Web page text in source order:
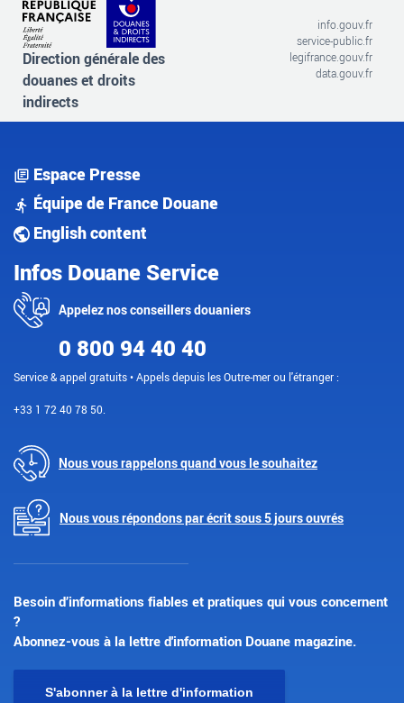
Direction générale des
douanes et droits
indirects
info.gouv.fr
service-public.fr
legifrance.gouv.fr
data.gouv.fr
Espace Presse
Équipe de France Douane
English content
Infos Douane Service
Appelez nos conseillers douaniers
0 800 94 40 40
Service & appel gratuits • Appels depuis les Outre-mer ou l'étranger :
+33 1 72 40 78 50.
Nous vous rappelons quand vous le souhaitez
Nous vous répondons par écrit sous 5 jours ouvrés
Besoin d’informations fiables et pratiques qui vous concernent
?
Abonnez-vous à la lettre d'information Douane magazine.
S'abonner à la lettre d'information